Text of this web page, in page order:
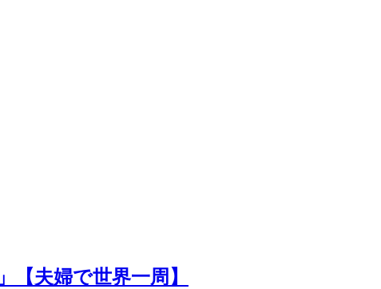
夫婦で世界一周】